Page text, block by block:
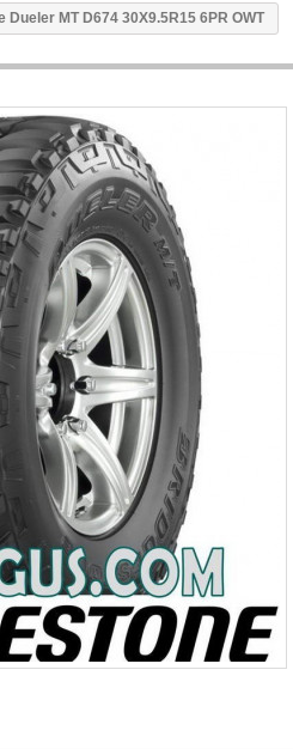
Dueler MT D674 30X9.5R15 6PR OWT